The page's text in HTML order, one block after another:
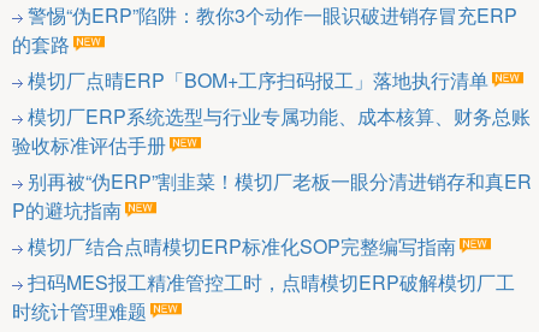
警惕“伪ERP”陷阱：教你3个动作一眼识破进销存冒充ERP
的套路
模切厂点晴ERP「BOM+工序扫码报工」落地执行清单
模切厂ERP系统选型与行业专属功能、成本核算、财务总账
验收标准评估手册
别再被“伪ERP”割韭菜！模切厂老板一眼分清进销存和真ER
P的避坑指南
模切厂结合点晴模切ERP标准化SOP完整编写指南
扫码MES报工精准管控工时，点晴模切ERP破解模切厂工
时统计管理难题